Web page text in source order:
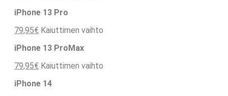
iPhone 13 Pro
79,95€ Kaiuttimen vaihto
iPhone 13 ProMax
79,95€ Kaiuttimen vaihto
iPhone 14